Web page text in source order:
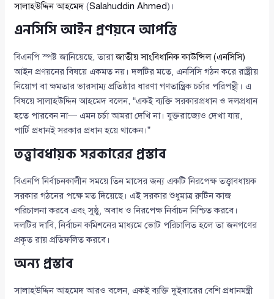
সালাহউদ্দিন আহমেদ (Salahuddin Ahmed)।
এনসিসি আইন প্রণয়নে আপত্তি
বিএনপি স্পষ্ট জানিয়েছে, তারাজাতীয় সাংবিধানিক কাউন্সিল (এনসিসি)
আইন প্রণয়নের বিষয়ে একমত নয়। দলটির মতে, এনসিসি গঠন করে রাষ্ট্রীয়
নিয়োগ বা ক্ষমতার ভারসাম্য প্রতিষ্ঠার ধারণা গণতান্ত্রিক চর্চার পরিপন্থী। এ
বিষয়ে সালাহউদ্দিন আহমেদ বলেন, “একই ব্যক্তি সরকারপ্রধান ও দলপ্রধান
হতে পারবেন না— এমন চর্চা আমরা দেখি না। যুক্তরাজ্যেও দেখা যায়,
পার্টি প্রধানই সরকার প্রধান হয়ে থাকেন।”
তত্ত্বাবধায়ক সরকারের প্রস্তাব
বিএনপি নির্বাচনকালীন সময়ে তিন মাসের জন্য একটি নিরপেক্ষ তত্ত্বাবধায়ক
সরকার গঠনের পক্ষে মত দিয়েছে। এই সরকার শুধুমাত্র রুটিন কাজ
পরিচালনা করবে এবং সুষ্ঠু, অবাধ ও নিরপেক্ষ নির্বাচন নিশ্চিত করবে।
দলটির দাবি, নির্বাচন কমিশনের মাধ্যমে ভোট পরিচালিত হলে তা জনগণের
প্রকৃত রায় প্রতিফলিত করবে।
অন্য প্রস্তাব
সালাহউদ্দিন আহমেদ আরও বলেন, একই ব্যক্তি দুইবারের বেশি প্রধানমন্ত্রী